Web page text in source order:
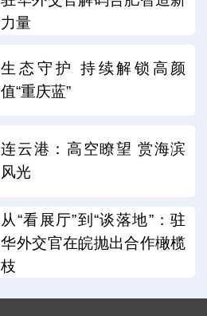
力量
生态守护 持续解锁高颜
值“重庆蓝”
连云港：高空瞭望 赏海滨
风光
从“看展厅”到“谈落地”：驻
华外交官在皖抛出合作橄榄
枝